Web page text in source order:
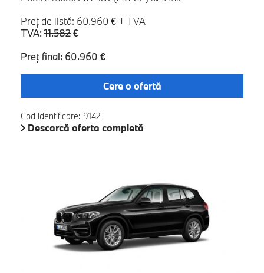
Preţ de listă: 60.960 € + TVA
TVA: 11.582€
Preţ final: 60.960 €
Cere o ofertă
Cod identificare: 9142
Descarcă oferta completă